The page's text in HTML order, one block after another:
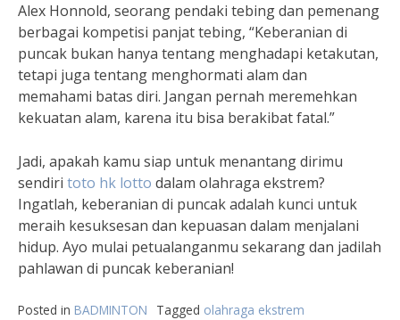
Alex Honnold, seorang pendaki tebing dan pemenang
berbagai kompetisi panjat tebing, “Keberanian di
puncak bukan hanya tentang menghadapi ketakutan,
tetapi juga tentang menghormati alam dan
memahami batas diri. Jangan pernah meremehkan
kekuatan alam, karena itu bisa berakibat fatal.”
Jadi, apakah kamu siap untuk menantang dirimu
sendiri toto hk lotto dalam olahraga ekstrem?
Ingatlah, keberanian di puncak adalah kunci untuk
meraih kesuksesan dan kepuasan dalam menjalani
hidup. Ayo mulai petualanganmu sekarang dan jadilah
pahlawan di puncak keberanian!
Posted in BADMINTON Tagged olahraga ekstrem